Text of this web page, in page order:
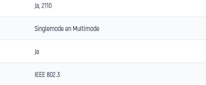
Ja, 2110
Singlemode en Multimode
Ja
IEEE 802.3